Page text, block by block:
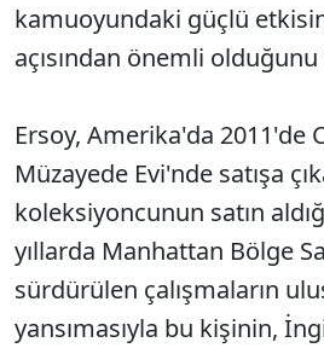
kamuoyundaki güçlü
açısından önemli olduğunu
Ersoy, Amerika'da 2011'de
Müzayede Evi'nde satışa
koleksiyoncunun satın
yıllarda Manhattan Bölge
sürdürülen çalışmaların
yansımasıyla bu kişinin,